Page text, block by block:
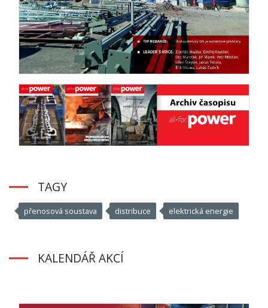
TAGY
přenosová soustava distribuce elektrická energie
KALENDÁŘ AKCÍ